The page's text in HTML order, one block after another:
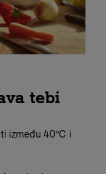
tebi
između 40℃ i